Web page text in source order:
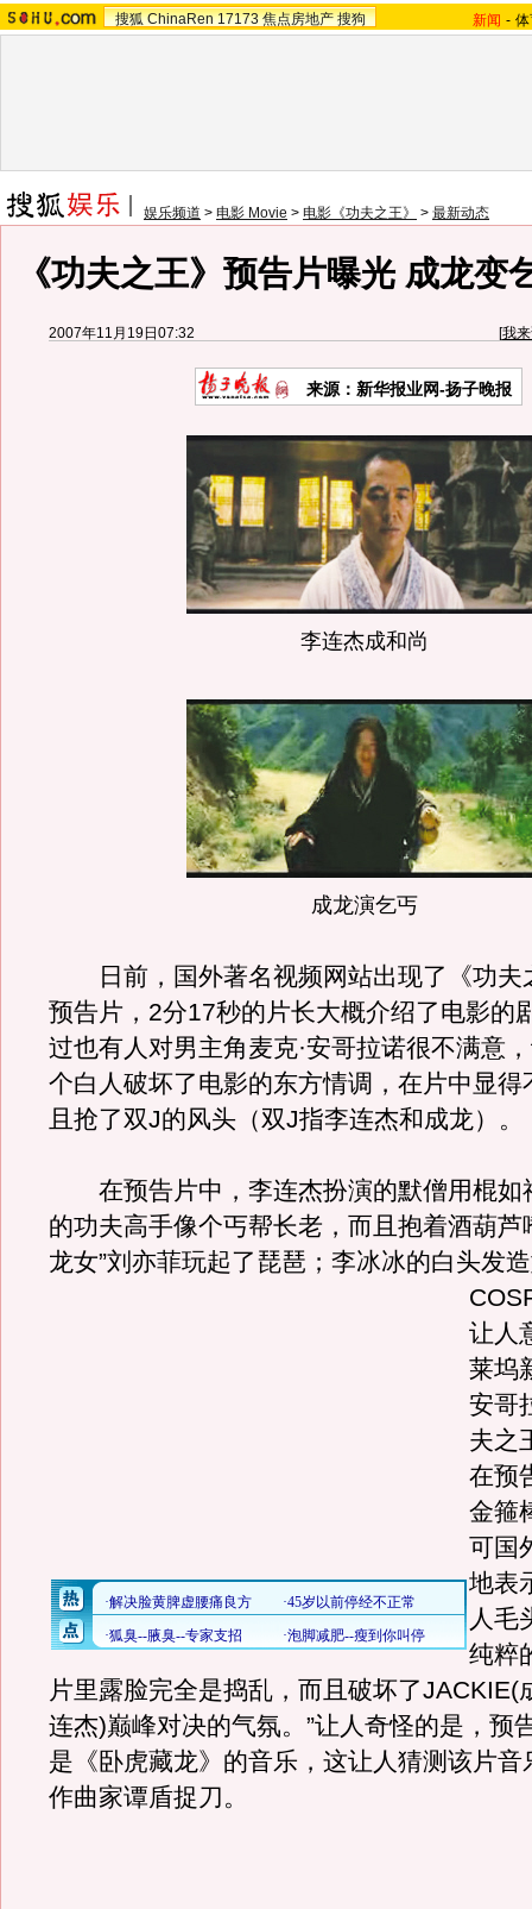
搜狐 ChinaRen 17173 焦点房地产 搜狗 新闻 -
娱乐频道 > 电影 Movie > 电影《功夫之王》 > 最新动态
《功夫之王》预告片曝光 成龙变
2007年11月19日07:32 [我
来源：新华报业网-扬子晚报
李连杰成和尚
成龙演乞丐
日前，国外著名视频网站出现了《功夫
预告片，2分17秒的片长大概介绍了电影的
过也有人对男主角麦克·安哥拉诺很不满意
个白人破坏了电影的东方情调，在片中显得
且抢了双J的风头（双J指李连杰和成龙）。
在预告片中，李连杰扮演的默僧用棍如
的功夫高手像个丐帮长老，而且抱着酒葫芦
龙女”刘亦菲玩起了琵琶；李冰冰的白头发
让人
莱坞
安哥
夫之
在预
金箍
可国
地表
人毛
纯粹
片里露脸完全是捣乱，而且破坏了JACKIE(
连杰)巅峰对决的气氛。”让人奇怪的是，预
是《卧虎藏龙》的音乐，这让人猜测该片音
作曲家谭盾捉刀。